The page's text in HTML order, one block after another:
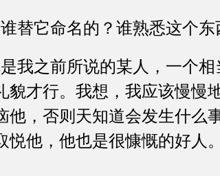
它命名的？谁熟悉这个东
之前所说的某人，一个相
貌才行。我想，我应该慢慢
他，否则天知道会发生什么
悦他，他也是很慷慨的好人